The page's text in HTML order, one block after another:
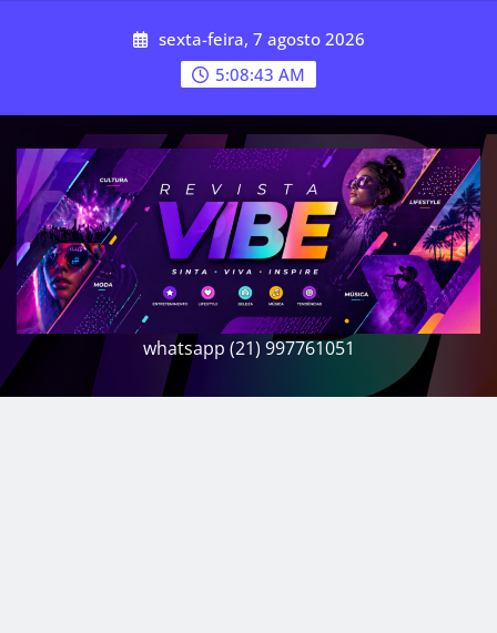
sexta-feira, 7 agosto 2026
5:08:45 AM
whatsapp (21) 997761051